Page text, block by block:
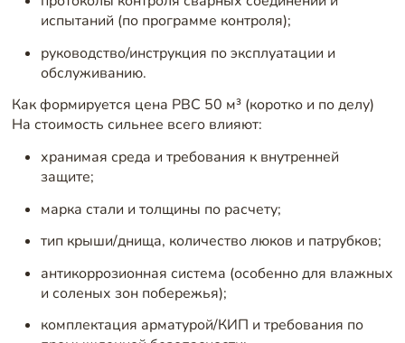
испытаний (по программе контроля);
руководство/инструкция по эксплуатации и
обслуживанию.
Как формируется цена РВС 50 м³ (коротко и по делу)
На стоимость сильнее всего влияют:
хранимая среда и требования к внутренней
защите;
марка стали и толщины по расчету;
тип крыши/днища, количество люков и патрубков;
антикоррозионная система (особенно для влажных
и соленых зон побережья);
комплектация арматурой/КИП и требования по